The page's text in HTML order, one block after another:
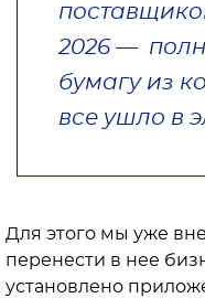
2026 —
бумагу из
все ушло в
Для этого мы уже
перенести в нее
установлено